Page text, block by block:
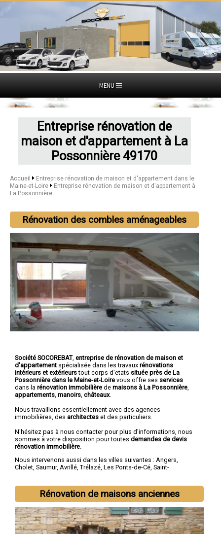
MENU
Entreprise rénovation de
maison et d'appartement à La
Possonnière 49170
Accueil
Entreprise rénovation de maison et d'appartement dans le
Maine-et-Loire
Entreprise rénovation de maison et d'appartement à
La Possonnière
Rénovation des combles aménageables
Société SOCOREBAT, entreprise de rénovation de maison et
d'appartement spécialisée dans les travaux rénovations
intérieurs et extérieurstout corps d'etats située près de La
Possonnière dans le Maine-et-Loire vous offre ses services
dans la rénovation immobilière de maisons à La Possonnière
appartements manoirs châteaux.
Nous travaillons essentiellement avec des agences
immobilières, des architectes et des particuliers.
N'hésitez pas à nous contacter pour plus d'informations, nous
sommes à votre disposition pour toutes demandes de devis
rénovation immobilière
Nous intervenons aussi dans les villes suivantes : Angers,
Cholet, Saumur, Avrillé, Trélazé, Les Ponts-de-Cé, Saint-
Rénovation de maisons anciennes